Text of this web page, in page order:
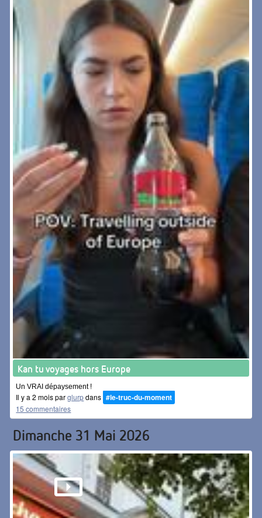
Kan tu voyages hors Europe
Un VRAI dépaysement !
Il y a 2 mois parglurpdans #le-truc-du-moment
15 commentaires
Dimanche 31 Mai 2026